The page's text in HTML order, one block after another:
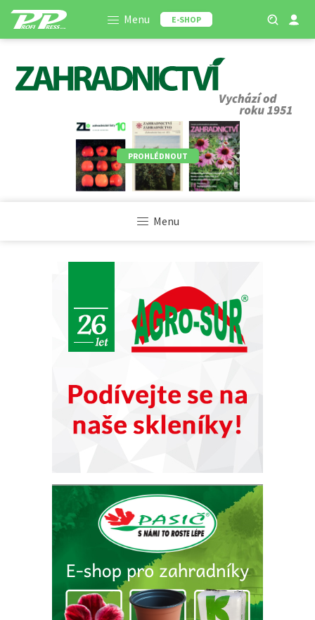
Menu E-SHOP
PROHLÉDNOUT
Menu